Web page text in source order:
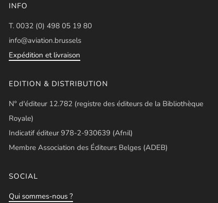
INFO
T. 0032 (0) 498 05 19 80
info@aviation.brussels
Expédition et livraison
EDITION & DISTRIBUTION
N° d'éditeur 12.782 (registre des éditeurs de la Bibliothèque
Royale)
Indicatif éditeur 978-2-930639 (Afnil)
Membre Association des Éditeurs Belges (ADEB)
SOCIAL
Qui sommes-nous ?